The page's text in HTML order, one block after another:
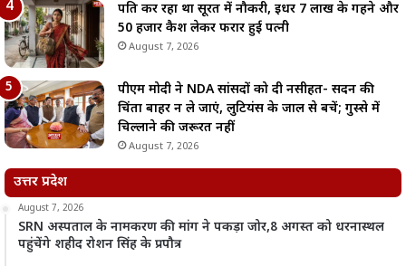
पति कर रहा था सूरत में नौकरी, इधर 7 लाख के गहने और
50 हजार कैश लेकर फरार हुई पत्नी
August 7, 2026
पीएम मोदी ने NDA सांसदों को दी नसीहत- सदन की
चिंता बाहर न ले जाएं, लुटियंस के जाल से बचें; गुस्से में
चिल्लाने की जरूरत नहीं
August 7, 2026
उत्तर प्रदेश
August 7, 2026
SRN अस्पताल के नामकरण की मांग ने पकड़ा जोर,8 अगस्त को धरनास्थल
पहुंचेंगे शहीद रोशन सिंह के प्रपौत्र